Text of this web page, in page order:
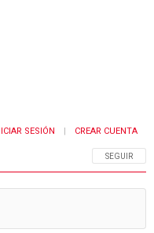
SIGA ESTA
SEGUIR
SESIÓN CREAR CUENTA